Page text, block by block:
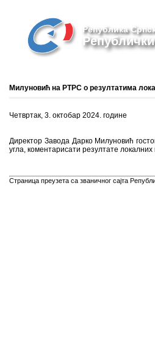
Република
Милуновић на РТРС о резултатима
Четвртак, 3. октобар 2024. године
Директор Завода Дарко Милуновић
угла, коментарисати резултате
Страница преузета са званичног сајта